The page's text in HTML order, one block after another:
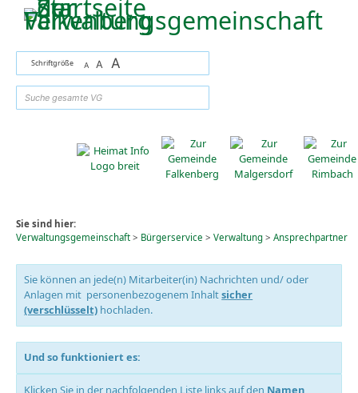
Zum Inhalt,zur Navigationoder
Schriftgröße A A A
Sie sind hier:
Verwaltungsgemeinschaft> Bürgerservice > Verwaltung> Ansprechpartner
Sie können an jede(n) Mitarbeiter(in) Nachrichten und/ oder
Anlagen mit personenbezogenem Inhaltsicher
(verschlüsselt) hochladen.
Und so funktioniert es:
Klicken Sie in der nachfolgenden Liste links auf den Namen